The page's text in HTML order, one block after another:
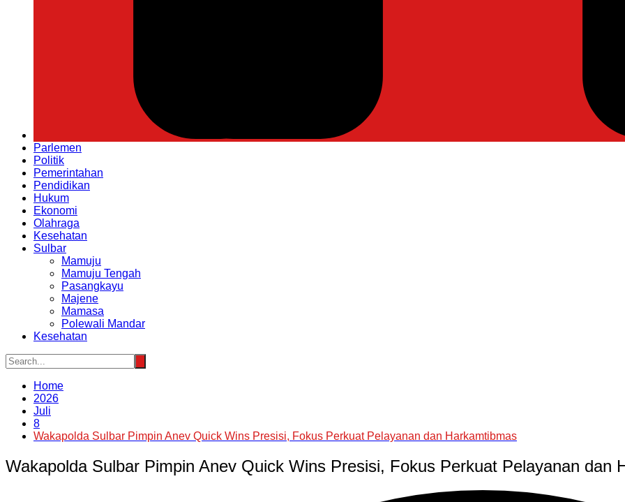
Parlemen
Politik
Pemerintahan
Pendidikan
Hukum
Ekonomi
Olahraga
Kesehatan
Sulbar
Mamuju
Mamuju Tengah
Pasangkayu
Majene
Mamasa
Polewali Mandar
Kesehatan
Home
2026
Juli
8
Wakapolda Sulbar Pimpin Anev Quick Wins Presisi, Fokus Perkuat Pelayanan dan Harkamtibmas
Wakapolda Sulbar Pimpin Anev Quick Wins Presisi, Fokus Perkuat Pelayanan dan